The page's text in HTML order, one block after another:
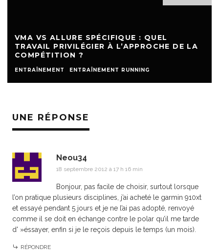
VMA VS ALLURE SPÉCIFIQUE : QUEL
TRAVAIL PRIVILÉGIER À L’APPROCHE DE LA
COMPÉTITION ?
ENTRAÎNEMENT ENTRAÎNEMENT RUNNING
UNE RÉPONSE
Neou34
18 septembre 2012 à 17 h 16 min
Bonjour, pas facile de choisir, surtout lorsque
l’on pratique plusieurs disciplines, j’ai acheté le garmin 910xt
et essayé pendant 5 jours et je ne l’ai pas adopté, renvoyé
comme il se doit en échange contre le polar qu’il me tarde
d' »éssayer, enfin si je le reçois depuis le temps (un mois).
RÉPONDRE